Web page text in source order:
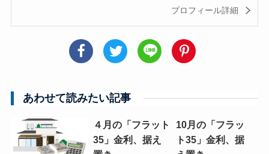
プロフィール詳細
あわせて読みたい記事
４月の「フラット
35」金利、据え
10月の「フラッ
ト35」金利、据